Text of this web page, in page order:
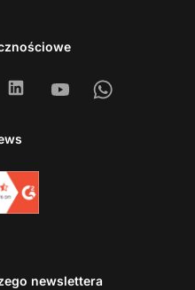
LinkedinYoutubeWhatsapp
newslettera